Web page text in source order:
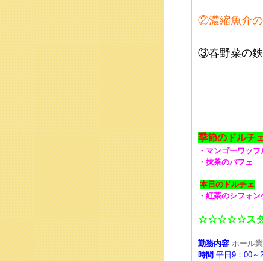
②濃縮魚介の
③春野菜の
季節のドルチ
・マンゴーワッ
・抹茶のパフェ
本日のドルチェ
・紅茶のシフォン
☆☆☆☆☆ス
勤務内容 ホール
時間 平日9：00～